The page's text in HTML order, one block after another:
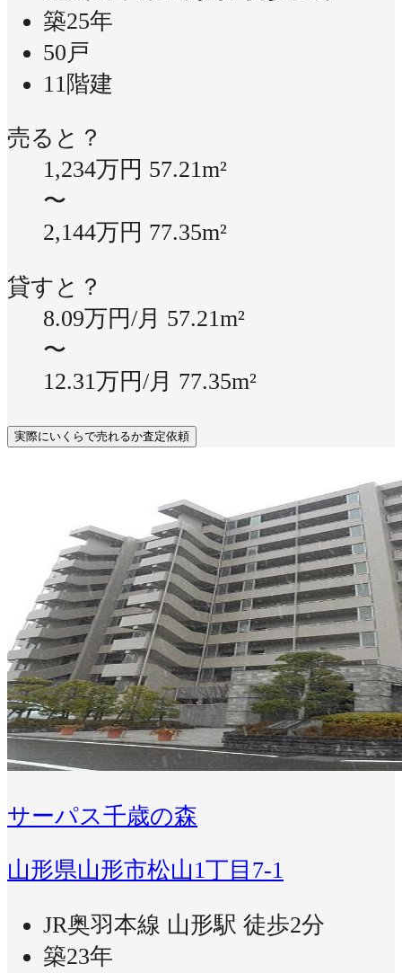
築25年
50戸
11階建
売ると？
1,234万円 57.21m²
〜
2,144万円 77.35m²
貸すと？
8.09万円/月 57.21m²
〜
12.31万円/月 77.35m²
実際にいくらで売れるか査定依頼
サーパス千歳の森
山形県山形市松山1丁目7-1
JR奥羽本線 山形駅 徒歩2分
築23年